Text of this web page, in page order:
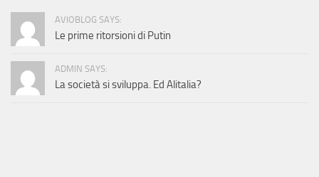
AVIOBLOG SAYS:
Le prime ritorsioni di Putin
ADMIN SAYS:
La società si sviluppa. Ed Alitalia?